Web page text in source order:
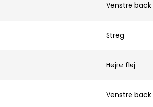
Venstre back
Streg
Højre fløj
Venstre back